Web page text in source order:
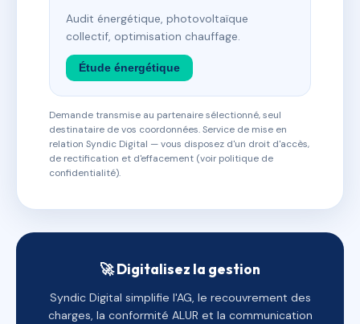
Audit énergétique, photovoltaïque
collectif, optimisation chauffage.
Étude énergétique
Demande transmise au partenaire sélectionné, seul
destinataire de vos coordonnées. Service de mise en
relation Syndic Digital — vous disposez d'un droit d'accès,
de rectification et d'effacement (voir politique de
confidentialité).
🚀 Digitalisez la gestion
Syndic Digital simplifie l'AG, le recouvrement des
charges, la conformité ALUR et la communication